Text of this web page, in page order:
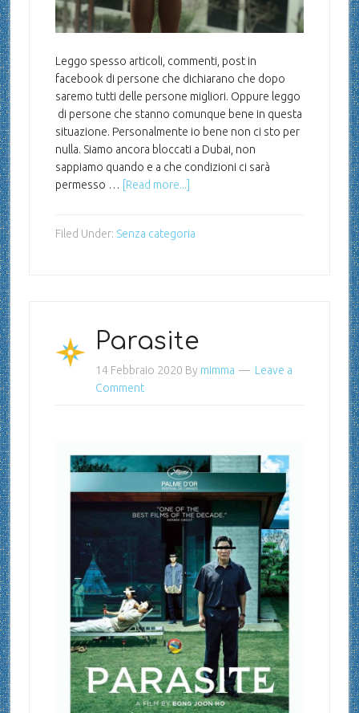
Leggo spesso articoli, commenti, post in
facebook di persone che dichiarano che dopo
saremo tutti delle persone migliori. Oppure leggo
di persone che stanno comunque bene in questa
situazione. Personalmente io bene non ci sto per
nulla. Siamo ancora bloccati a Dubai, non
sappiamo quando e a che condizioni ci sarà
permesso …
[Read more...]
Filed Under: Senza categoria
Parasite
14 Febbraio 2020 By mimma
Leave a
Comment